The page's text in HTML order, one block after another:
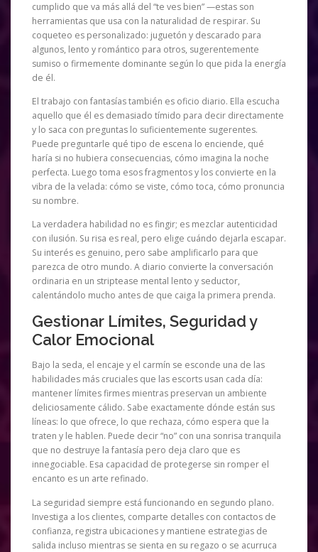
cumplido que va más allá del “te ves bien” —estas son
herramientas que usa con la naturalidad de respirar. Su
coqueteo es personalizado: juguetón y descarado para
algunos, lento y romántico para otros, sugerentemente
sumiso o firmemente dominante según lo que pida la energía
de él.
El trabajo con fantasías también es oficio diario. Ella escucha
aquello que él es demasiado tímido para decir directamente
y lo saca con preguntas lo suficientemente sugerentes.
Puede preguntarle qué tipo de escena lo enciende, qué
haría si no hubiera consecuencias, cómo imagina la noche
perfecta. Luego toma esos fragmentos y los convierte en la
vibra de la velada: cómo se viste, cómo toca, cómo pronuncia
su nombre.
La verdadera habilidad no es fingir; es mezclar autenticidad
con ilusión. Su risa es real, pero elige cuándo dejarla escapar.
Su interés es genuino, pero sabe amplificarlo para que
parezca de otro mundo. A diario convierte la conversación
ordinaria en un striptease mental lento y seductor,
calentándolo mucho antes de que caiga la primera prenda.
Gestionar Límites, Seguridad y
Calor Emocional
Bajo la seda, el encaje y el carmín se esconde una de las
habilidades más cruciales que las escorts usan cada día:
mantener límites firmes mientras preservan un ambiente
deliciosamente cálido. Sabe exactamente dónde están sus
líneas: lo que ofrece, lo que rechaza, cómo espera que la
traten y le hablen. Puede decir “no” con una sonrisa tranquila
que no destruye la fantasía pero deja claro que es
innegociable. Esa capacidad de protegerse sin romper el
encanto es un arte refinado.
La seguridad siempre está funcionando en segundo plano.
Investiga a los clientes, comparte detalles con contactos de
confianza, registra ubicaciones y mantiene estrategias de
salida incluso mientras se sienta en su regazo o se acurruca